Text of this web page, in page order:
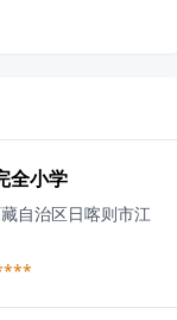
全小学
自治区日喀则市江